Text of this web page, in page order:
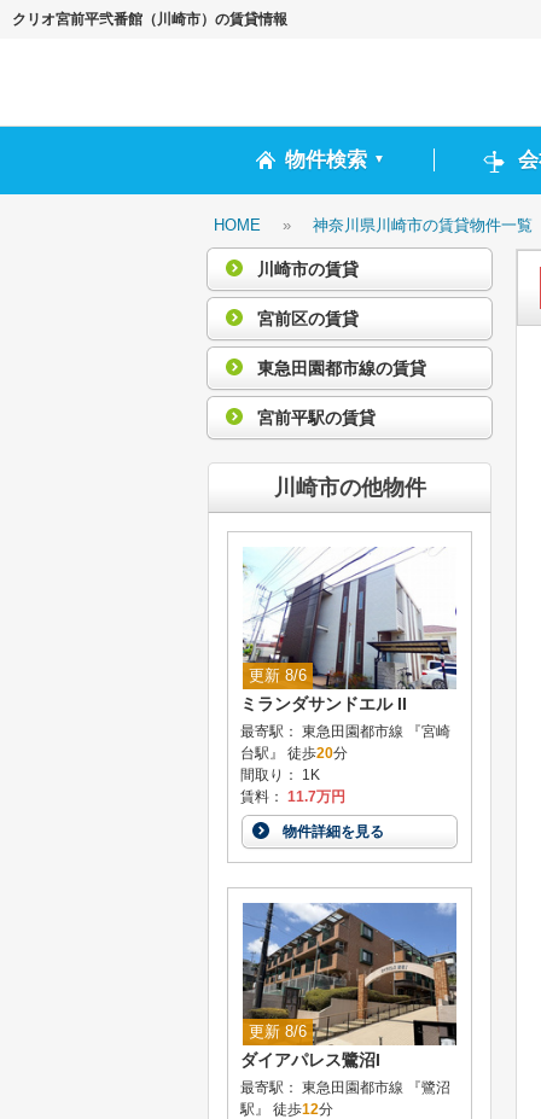
クリオ宮前平弐番館（川崎市）の賃貸情報
物件検索 ▼
HOME » 神奈川県川崎市の賃貸物件一覧
川崎市の賃貸
宮前区の賃貸
東急田園都市線の賃貸
宮前平駅の賃貸
川崎市の他物件
更新 8/6
ミランダサンドエル II
最寄駅： 東急田園都市線 『宮崎
台駅』 徒歩20分
間取り： 1K
賃料： 11.7万円
物件詳細を見る
更新 8/6
ダイアパレス鷺沼I
最寄駅： 東急田園都市線 『鷺沼
駅』 徒歩12分